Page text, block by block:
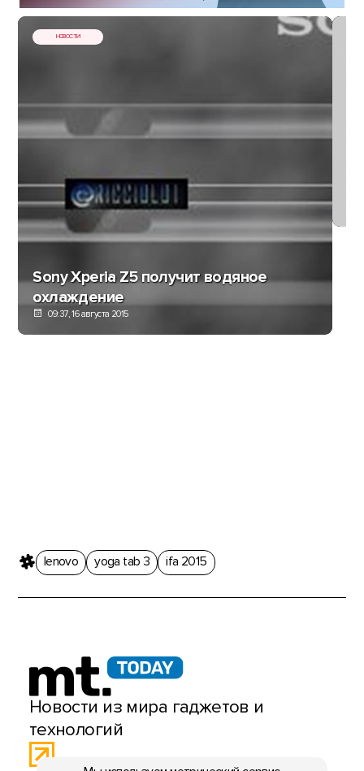
НОВОСТИ
Sony Xperia Z5 получит водяное
охлаждение
09:37, 16 августа 2015
lenovo yoga tab 3 ifa 2015
Новости из мира гаджетов и
технологий